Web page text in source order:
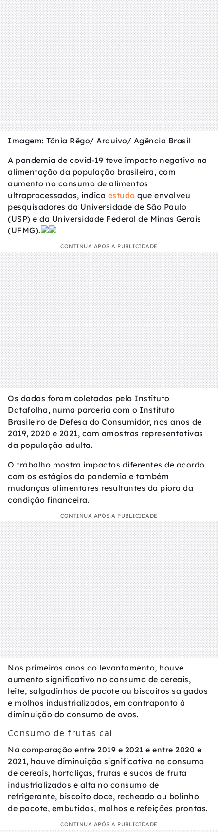
Imagem: Tânia Rêgo/ Arquivo/ Agência Brasil
A pandemia de covid-19 teve impacto negativo na
alimentação da população brasileira, com
aumento no consumo de alimentos
ultraprocessados, indica estudo que envolveu
pesquisadores da Universidade de São Paulo
(USP) e da Universidade Federal de Minas Gerais
(UFMG).
CONTINUA APÓS A PUBLICIDADE
Os dados foram coletados pelo Instituto
Datafolha, numa parceria com o Instituto
Brasileiro de Defesa do Consumidor, nos anos de
2019, 2020 e 2021, com amostras representativas
da população adulta.
O trabalho mostra impactos diferentes de acordo
com os estágios da pandemia e também
mudanças alimentares resultantes da piora da
condição financeira.
CONTINUA APÓS A PUBLICIDADE
Nos primeiros anos do levantamento, houve
aumento significativo no consumo de cereais,
leite, salgadinhos de pacote ou biscoitos salgados
e molhos industrializados, em contraponto à
diminuição do consumo de ovos.
Consumo de frutas cai
Na comparação entre 2019 e 2021 e entre 2020 e
2021, houve diminuição significativa no consumo
de cereais, hortaliças, frutas e sucos de fruta
industrializados e alta no consumo de
refrigerante, biscoito doce, recheado ou bolinho
de pacote, embutidos, molhos e refeições prontas.
CONTINUA APÓS A PUBLICIDADE